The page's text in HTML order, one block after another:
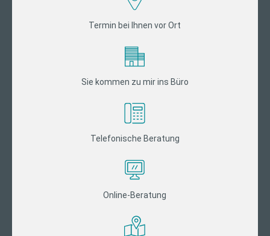
Termin bei Ihnen vor Ort
Sie kommen zu mir ins Büro
Telefonische Beratung
Online-Beratung